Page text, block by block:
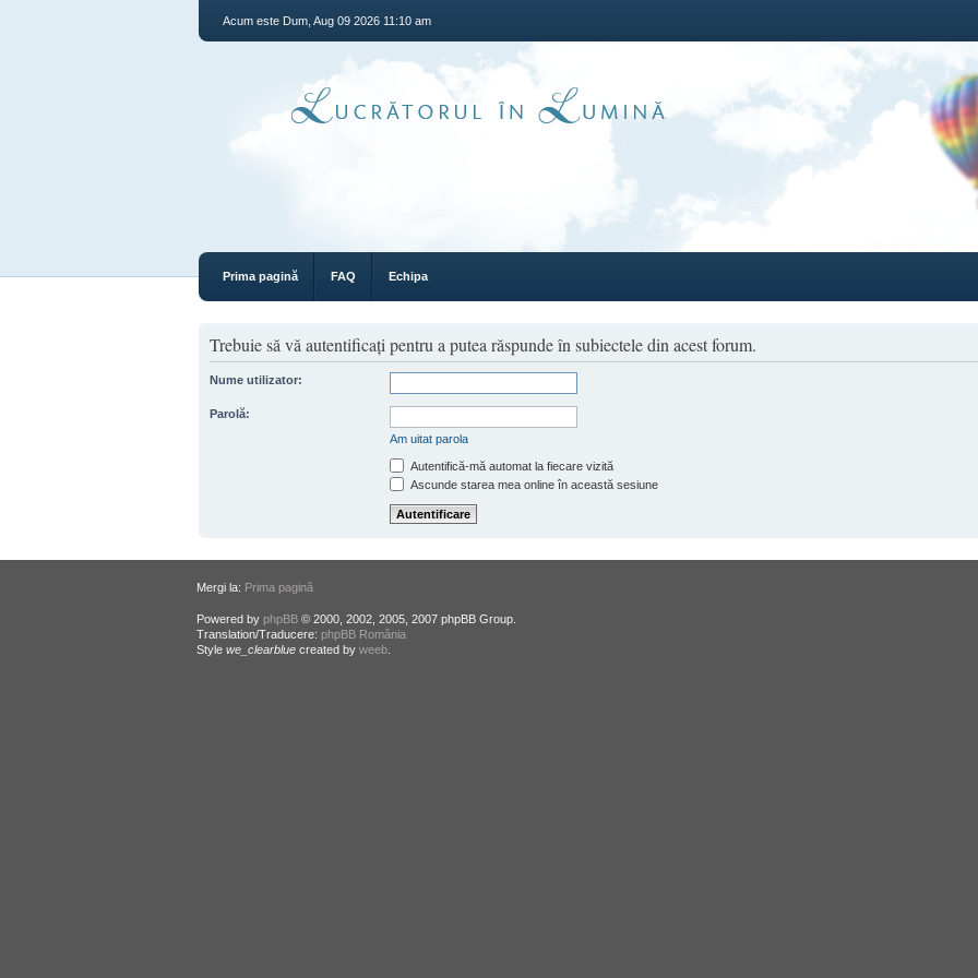
Acum este Dum, Aug 09 2026 11:10 am
Prima pagină FAQ Echipa
Trebuie să vă autentificaţi pentru a putea răspunde în subiectele din acest forum.
Nume utilizator:
Parolă:
Am uitat parola
Autentifică-mă automat la fiecare vizită
Ascunde starea mea online în această sesiune
Mergi la: Prima pagină
Powered by phpBB© 2000, 2002, 2005, 2007 phpBB Group.
Translation/Traducere: phpBB România
Style we_clearbluecreated by weeb.